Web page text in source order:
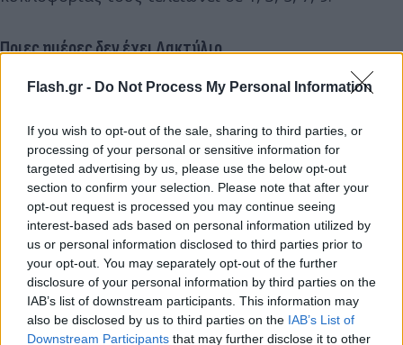
Flash.gr - Do Not Process My Personal Information
If you wish to opt-out of the sale, sharing to third parties, or
processing of your personal or sensitive information for
targeted advertising by us, please use the below opt-out
section to confirm your selection. Please note that after your
opt-out request is processed you may continue seeing
interest-based ads based on personal information utilized by
us or personal information disclosed to third parties prior to
your opt-out. You may separately opt-out of the further
disclosure of your personal information by third parties on the
IAB’s list of downstream participants. This information may
also be disclosed by us to third parties on the IAB’s List of
Downstream Participants that may further disclose it to other
Ποιες ημέρες δεν έχει Δακτύλιο
Υπενθυμίζεται ότι ο δακτύλιος με την εκ
περιτροπής κυκλοφορία ισχύει από Δευτέρα έως
Πέμπτη κατά τις ώρες 07.00-20.00 και την
Παρασκευή από 07.00-15.00. Τα Σάββατα, τις
Κυριακές, τις επίσημες αργίες, καθώς και τις ημέρες
που πραγματοποιείται απεργία των εργαζομένων
σε όλα τα Μέσα Μαζικής Μεταφοράς, τα μέτρα δεν
ισχύουν.